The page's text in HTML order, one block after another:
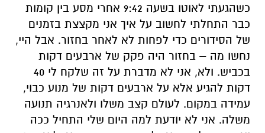
כשהגעתי לאוטו בשעה 9: 42
אחרי מסע בין קומות
כבר התחלתי לחשוב על איך אני מקצצת בזמנים
של הסידורים כדי לפחות לא לאחר בחזור. אבל היי,
נחשו מה – בחזור היה פקק של ארבעים דקות
בכביש. ולא, אני לא מדברת על זה שלקח לי 40
דקות להגיע אלא על ארבעים דקות של מנוע כבוי,
עמידה במקום. לעולם קצב משלו ולאנרגיה תנועה
משלה. אני לא יודעת למה היום שלי התחיל ככה